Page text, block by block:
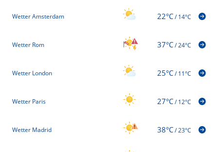
Wetter Amsterdam 22°C/14°C
Wetter Rom 37°C/24°C
Wetter London 25°C/11°C
Wetter Paris 27°C/12°C
Wetter Madrid 38°C/23°C